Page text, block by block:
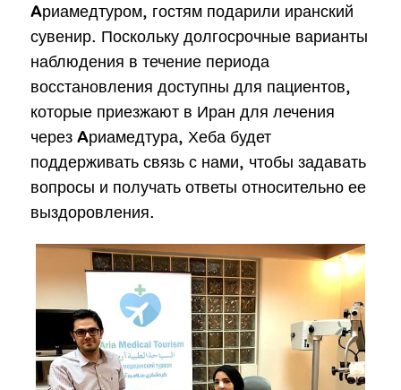
Aриамедтуром, гостям подарили иранский
сувенир. Поскольку долгосрочные варианты
наблюдения в течение периода
восстановления доступны для пациентов,
которые приезжают в Иран для лечения
через Aриамедтура, Хеба будет
поддерживать связь с нами, чтобы задавать
вопросы и получать ответы относительно ее
выздоровления.